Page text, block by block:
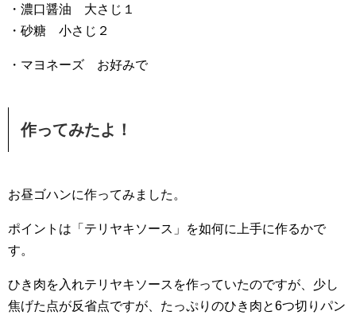
・濃口醤油 大さじ１
・砂糖 小さじ２
・マヨネーズ お好みで
作ってみたよ！
お昼ゴハンに作ってみました。
ポイントは「テリヤキソース」を如何に上手に作るかで
す。
ひき肉を入れテリヤキソースを作っていたのですが、少し
焦げた点が反省点ですが、たっぷりのひき肉と6つ切りパン